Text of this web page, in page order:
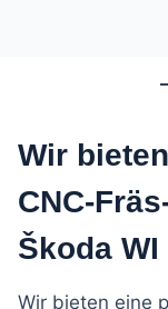
Wir
CNC-
Škoda WI
Wir bieten eine